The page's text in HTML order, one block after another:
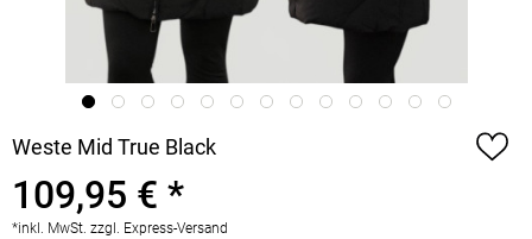
Weste Mid True Black
109,95 € *
*inkl. MwSt. zzgl. Express-Versand